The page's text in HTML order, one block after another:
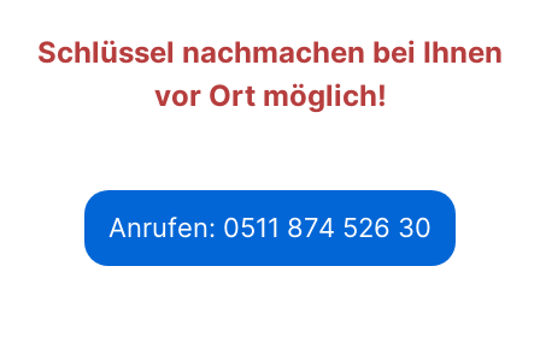
Schlüssel nachmachen bei Ihnen
vor Ort möglich!
Anrufen: 0511 874 526 30